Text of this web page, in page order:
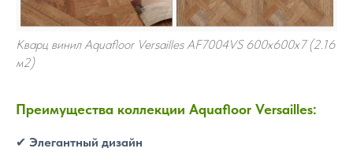
Кварц винил Aquafloor Versailles AF7004VS 600x600x7 (2.16
м2)
Преимущества коллекции Aquafloor Versailles:
✔ Элегантный дизайн